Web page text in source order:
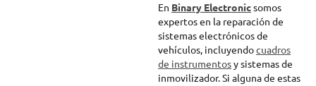
En Binary Electronicsomos
expertos en la reparación de
sistemas electrónicos de
vehículos, incluyendocuadros
de instrumentosy sistemas de
inmovilizador. Si alguna de estas